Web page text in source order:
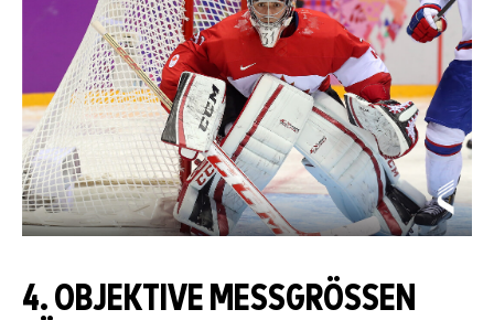
4. OBJEKTIVE MESSGRÖSSEN F